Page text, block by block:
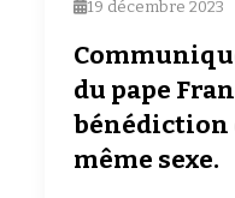
19 décembre 2023
du pape
bénédiction
même sexe.